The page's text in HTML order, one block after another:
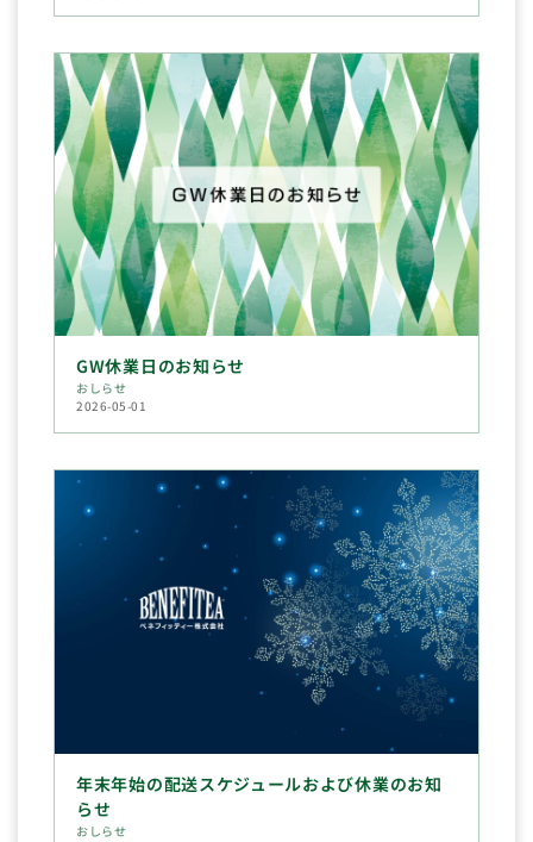
GW休業日のお知らせ
おしらせ
2026-05-01
年末年始の配送スケジュールおよび休業のお知
らせ
おしらせ